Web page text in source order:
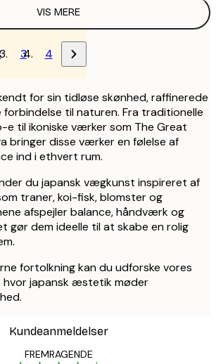
VIS MERE
3 4
for sin tidløse skønhed, raffinerede
til naturen. Fra traditionelle
e til ikoniske værker som The Great
bringer disse værker en følelse af
ind i ethvert rum.
du japansk vægkunst inspireret af
traner, koi-fisk, blomster og
afspejler balance, håndværk og
gør dem ideelle til at skabe en rolig
fortolkning kan du udforske vores
hvor japansk æstetik møder
Kundeanmeldelser
FREMRAGENDE